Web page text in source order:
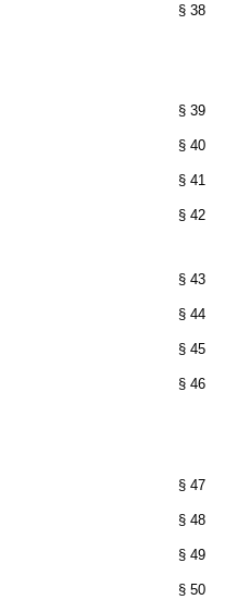
§ 38
§ 39
§ 40
§ 41
§ 42
§ 43
§ 44
§ 45
§ 46
§ 47
§ 48
§ 49
§ 50